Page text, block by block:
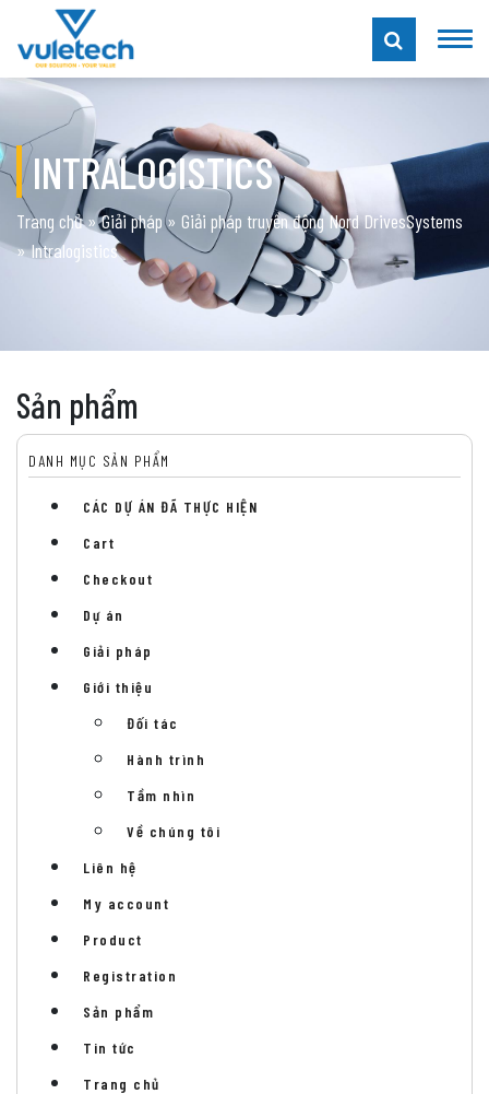
INTRALOGISTICS
Trang chủ»Giải pháp» Giải pháp truyền động Nord DrivesSystems
»Intralogistics
Sản phẩm
DANH MỤC SẢN PHẨM
CÁC DỰ ÁN ĐÃ THỰC HIỆN
Cart
Checkout
Dự án
Giải pháp
Giới thiệu
Đối tác
Hành trình
Tầm nhìn
Về chúng tôi
Liên hệ
My account
Product
Registration
Sản phẩm
Tin tức
Trang chủ